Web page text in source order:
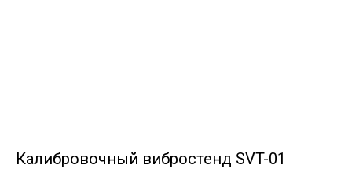
Калибровочный вибростенд SVT-01